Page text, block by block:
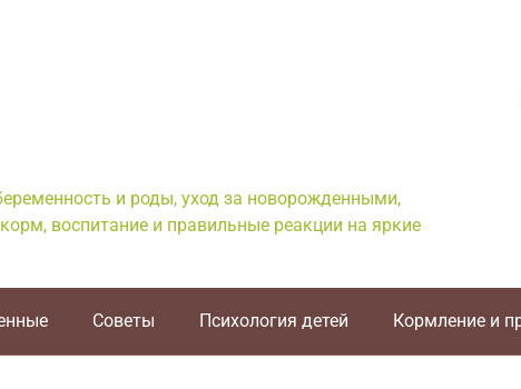
и роды, уход за новорожденными,
воспитание и правильные реакции на яркие
Советы Психология детей Кормление и